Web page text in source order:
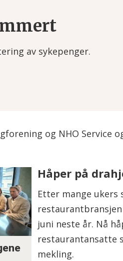
av sykepenger.
i meklingen.
kunstig intelligens og
og NHO Service
Håper på
Etter mange ukers
juni neste år. Nå
restaurantansatte
mekling.